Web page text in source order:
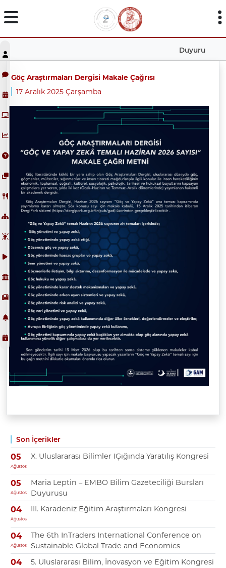
Duyuru
Son İçerikler
05
Ağustos
X. Uluslararası Bilimler IĢığında Yaratılış Kongresi
05
Ağustos
Maria Leptin – EMBO Bilim Gazeteciliği Bursları
Duyurusu
04
Ağustos
III. Karadeniz Eğitim Araştırmaları Kongresi
04
Ağustos
The 6th InTraders International Conference on
Sustainable Global Trade and Economics
04 5. Uluslararası Bilim, İnovasyon ve Eğitim Kongresi
Göç Araştırmaları Dergisi Makale Çağrısı
17 Aralık 2025 Çarşamba